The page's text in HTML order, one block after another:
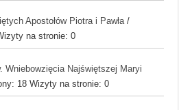
Apostołów Piotra i Pawła /
na stronie: 0
Wniebowzięcia Najświętszej Maryi
18 Wizyty na stronie: 0